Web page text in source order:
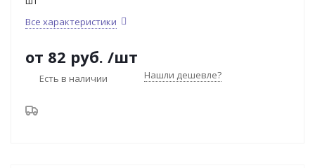
Все характеристики
от 82 руб. /шт
Есть в наличии Нашли дешевле?